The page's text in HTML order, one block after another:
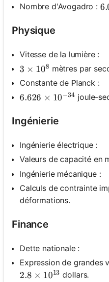
Nombre d'Avogadro :
Physique
Vitesse de la lumière :
3 \times 10^8
3 × 108 mètres par
Constante de Planck :
6.626 \times 10^{-34}
6.626 × 10−34 joule-
Ingénierie
Ingénierie électrique :
Valeurs de capacité en
Ingénierie mécanique :
Calculs de contrainte
déformations.
Finance
Dette nationale :
Expression de grandes
2.8 \times 10^{13}
2.8 × 1013 dollars.